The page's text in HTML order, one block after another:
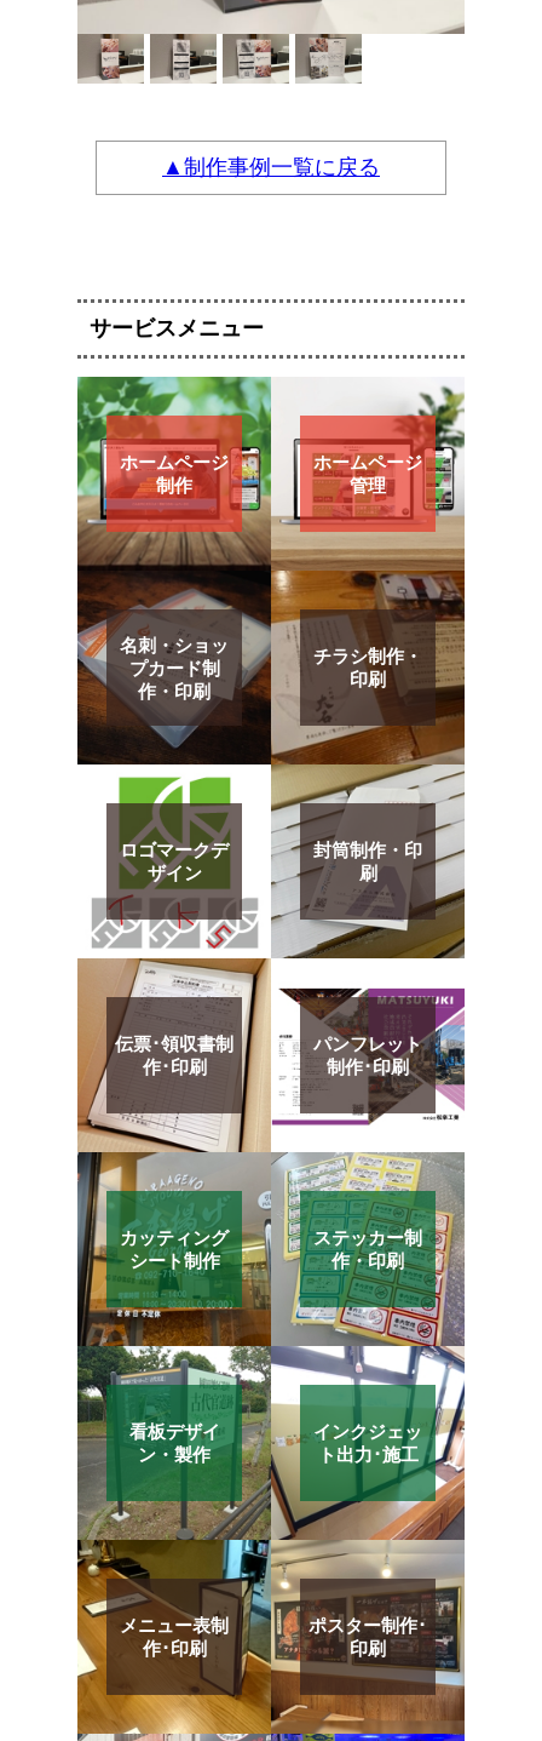
▲制作事例一覧に戻る
サービスメニュー
ホームページ
制作
ホームページ
管理
名刺・ショッ
プカード制
作・印刷
チラシ制作・
印刷
ロゴマークデ
ザイン
封筒制作・印
刷
伝票･領収書制
作･印刷
パンフレット
制作･印刷
カッティング
シート制作
ステッカー制
作・印刷
看板デザイ
ン・製作
インクジェッ
ト出力･施工
メニュー表制
作･印刷
ポスター制作･
印刷